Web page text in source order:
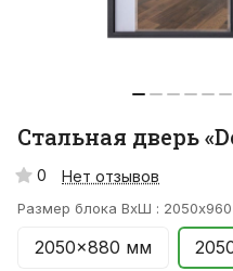
Стальная дверь
0 Нет отзывов
Размер блока ВхШ :
2050x880 мм